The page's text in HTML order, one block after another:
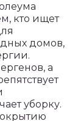
кто ищет
домов,
а
уборку.